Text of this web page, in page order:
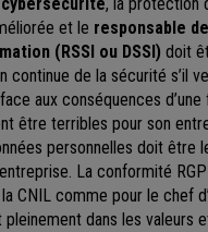
et le responsable
(RSSI ou DSSI) doit
continue de la sécurité s’il
aux conséquences d’une
être terribles pour son
personnelles doit être
La conformité
CNIL comme pour le chef
pleinement dans les valeurs